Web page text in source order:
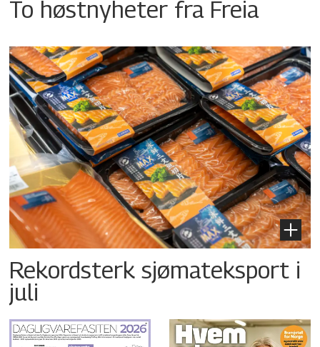
To høstnyheter fra Freia
Rekordsterk sjømateksport i
juli